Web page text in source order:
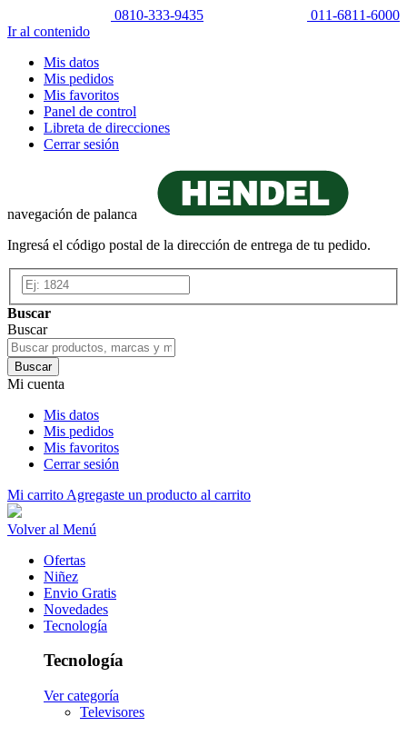
0810-333-9435
011-6811-6000
Ir al contenido
Mis datos
Mis pedidos
Mis favoritos
Panel de control
Libreta de direcciones
Cerrar sesión
navegación de palanca
Ingresá el código postal de la dirección de entrega de tu pedido.
Buscar
Buscar
Buscar
Mi cuenta
Mis datos
Mis pedidos
Mis favoritos
Cerrar sesión
Mi carrito Agregaste un producto al carrito
Volver al Menú
Ofertas
Niñez
Envio Gratis
Novedades
Tecnología
Tecnología
Ver categoría
Televisores